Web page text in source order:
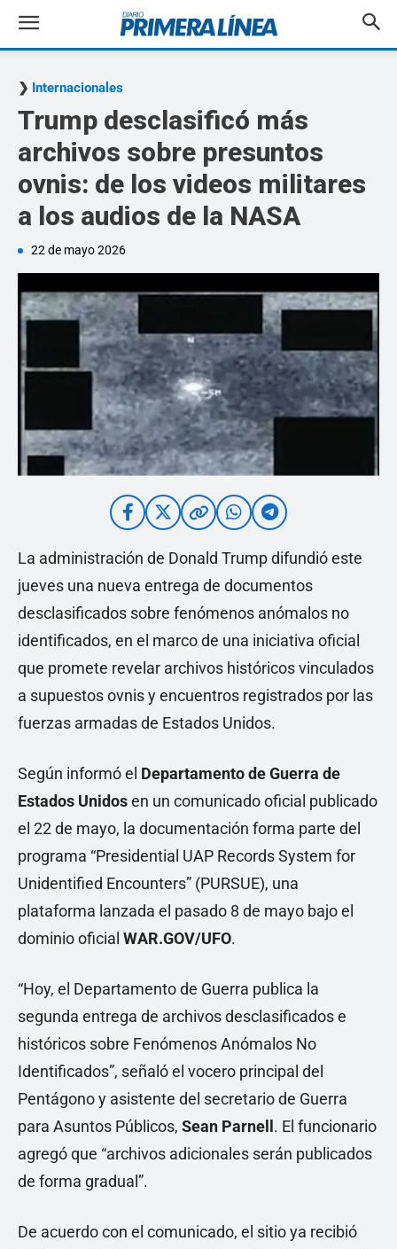
Internacionales
Trump desclasificó más
archivos sobre presuntos
ovnis: de los videos militares
a los audios de la NASA
22 de mayo 2026
La administración de Donald Trump difundió este
jueves una nueva entrega de documentos
desclasificados sobre fenómenos anómalos no
identificados, en el marco de una iniciativa oficial
que promete revelar archivos históricos vinculados
a supuestos ovnis y encuentros registrados por las
fuerzas armadas de Estados Unidos.
Según informó el Departamento de Guerra de
Estados Unidosen un comunicado oficial publicado
el 22 de mayo, la documentación forma parte del
programa “Presidential UAP Records System for
Unidentified Encounters” (PURSUE), una
plataforma lanzada el pasado 8 de mayo bajo el
dominio oficial WAR.GOV/UFO.
“Hoy, el Departamento de Guerra publica la
segunda entrega de archivos desclasificados e
históricos sobre Fenómenos Anómalos No
Identificados”, señaló el vocero principal del
Pentágono y asistente del secretario de Guerra
para Asuntos Públicos, Sean Parnell . El funcionario
agregó que “archivos adicionales serán publicados
de forma gradual”.
De acuerdo con el comunicado, el sitio ya recibió